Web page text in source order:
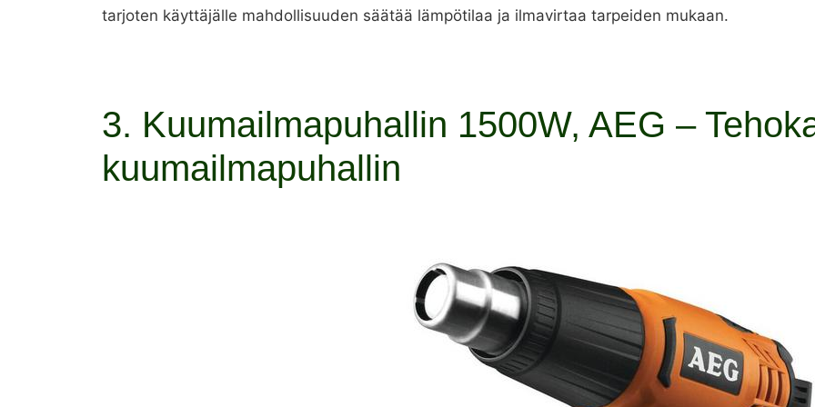
tarjoten käyttäjälle mahdollisuuden säätää lämpötilaa ja ilmavirtaa tarpeiden mukaan.
3. Kuumailmapuhallin 1500W, AEG –
kuumailmapuhallin